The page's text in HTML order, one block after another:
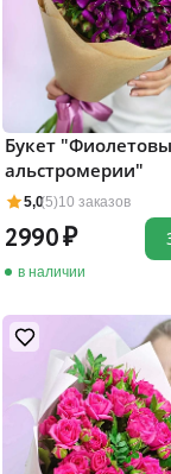
5,0(5)10 заказов
Букет
альстромерии"
2990
в наличии